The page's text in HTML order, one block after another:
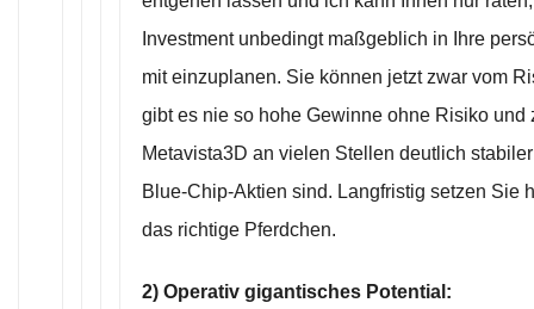
Investment unbedingt maßgeblich in Ihre
mit einzuplanen. Sie können jetzt zwar vom
gibt es nie so hohe Gewinne ohne Risiko und
Metavista3D an vielen Stellen deutlich
Blue-Chip-Aktien sind. Langfristig setzen Sie
das richtige Pferdchen.
2) Operativ gigantisches Potential: